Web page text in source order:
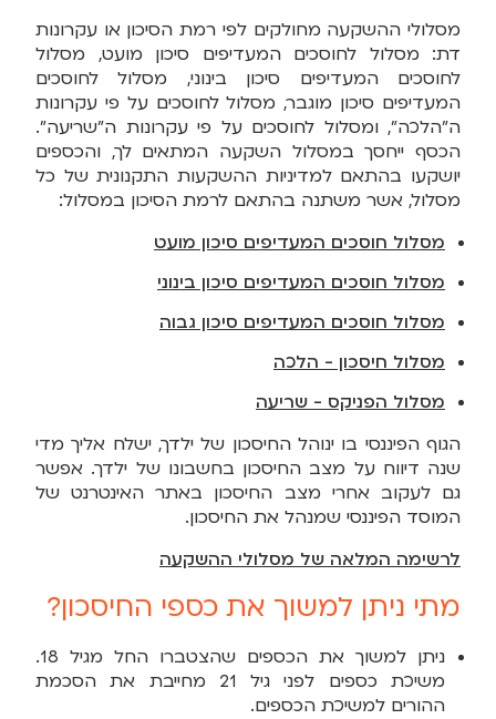
מסלולי ההשקעה מחולקים לפי רמת הסיכון או עקרונות
דת: מסלול לחוסכים המעדיפים סיכון מועט, מסלול
לחוסכים המעדיפים סיכון בינוני, מסלול לחוסכים
המעדיפים סיכון מוגבר, מסלול לחוסכים על פי עקרונות
ה"הלכה", ומסלול לחוסכים על פי עקרונות ה"שריעה".
הכסף ייחסך במסלול השקעה המתאים לך, והכספים
יושקעו בהתאם למדיניות ההשקעות התקנונית של כל
מסלול, אשר משתנה בהתאם לרמת הסיכון במסלול:
מסלול חוסכים המעדיפים סיכון מועט
מסלול חוסכים המעדיפים סיכון בינוני
מסלול חוסכים המעדיפים סיכון גבוה
מסלול חיסכון - הלכה
מסלול הפניקס - שריעה
הגוף הפיננסי בו ינוהל החיסכון של ילדך, ישלח אליך מדי
שנה דיווח על מצב החיסכון בחשבונו של ילדך. אפשר
גם לעקוב אחרי מצב החיסכון באתר האינטרנט של
המוסד הפיננסי שמנהל את החיסכון.
לרשימה המלאה של מסלולי ההשקעה
מתי ניתן למשוך את כספי החיסכון?
ניתן למשוך את הכספים שהצטברו החל מגיל 18.
משיכת כספים לפני גיל 21 מחייבת את הסכמת
ההורים למשיכת הכספים.